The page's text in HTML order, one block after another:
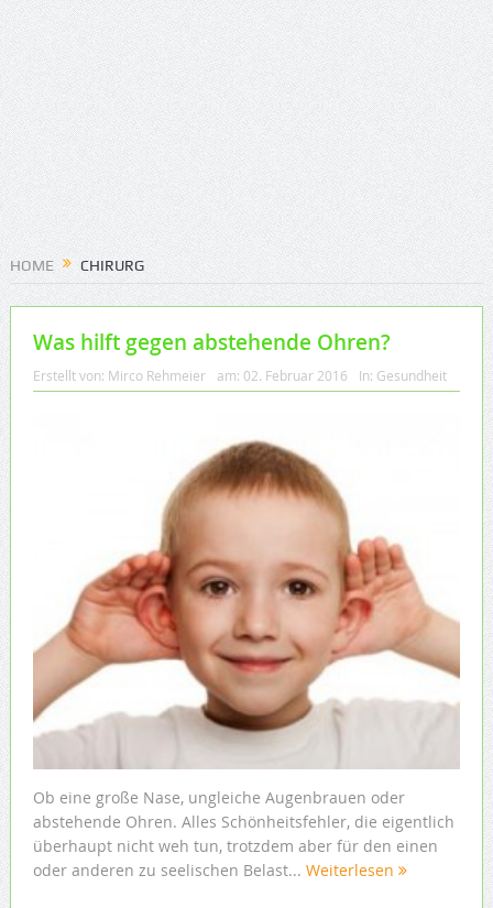
HOME CHIRURG
Was hilft gegen abstehende Ohren?
Erstellt von: Mirco Rehmeier am: 02. Februar 2016 In: Gesundheit
Ob eine große Nase, ungleiche Augenbrauen oder
abstehende Ohren. Alles Schönheitsfehler, die eigentlich
überhaupt nicht weh tun, trotzdem aber für den einen
oder anderen zu seelischen Belast... Weiterlesen